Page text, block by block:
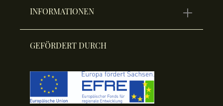
GEFÖRDERT DURCH
INFORMATIONEN